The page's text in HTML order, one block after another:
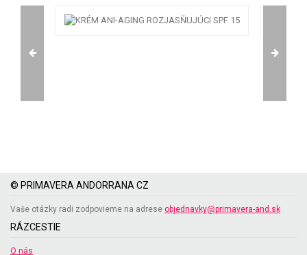
© PRIMAVERA ANDORRANA CZ
Vaše otázky radi zodpovieme na adrese objednavky@primavera-and.sk
RÁZCESTIE
O nás